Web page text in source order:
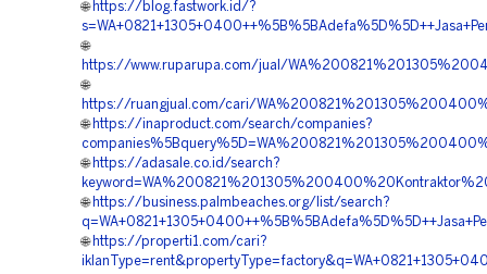
🌐 https://blog.fastwork.id/?
🌐
https://www.ruparupa.com/jual/
🌐
https://ruangjual.com/cari/
🌐 https://inaproduct.com/search/companies?
🌐 https://adasale.co.id/search?
🌐 https://business.palmbeaches.org/list/search?
🌐 https://properti1.com/cari?